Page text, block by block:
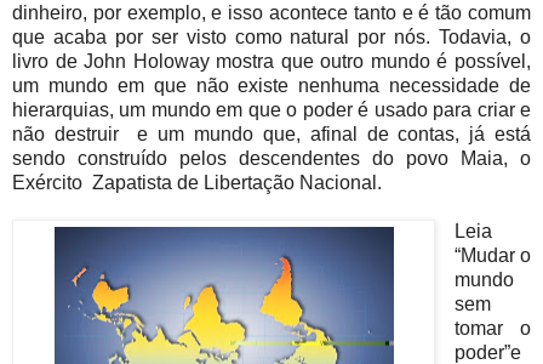
dinheiro, por exemplo, e isso acontece tanto e é tão comum
que acaba por ser visto como natural por nós. Todavia, o
livro de John Holoway mostra que outro mundo é possível,
um mundo em que não existe nenhuma necessidade de
hierarquias, um mundo em que o poder é usado para criar e
não destruir e um mundo que, afinal de contas, já está
sendo construído pelos descendentes do povo Maia, o
Exército Zapatista de Libertação Nacional.
Leia
“Mudar o
mundo
sem
tomar o
poder”e